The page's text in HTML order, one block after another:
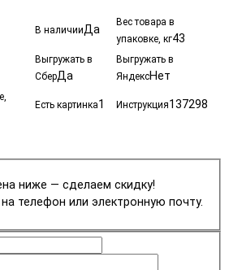
В наличииДа
Вес товара в
упаковке, кг43
Выгружать в
СберДа
Выгружать в
ЯндексНет
Есть картинка1 Инструкция137298
ниже — сделаем скидку!
телефон или электронную почту.